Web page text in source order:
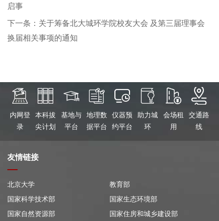
启事
下一条：关于筹备北大城环学院校友大会 及第三届理事会
换届相关事项的通知
内网登
录
本科拔
尖计划
基地与
平台
地理数
据平台
仪器预
约平台
助力城
环
会场租
用
交通路
线
友情链接
北京大学
教育部
国家科学技术部
国家生态环境部
国家自然资源部
国家住房和城乡建设部